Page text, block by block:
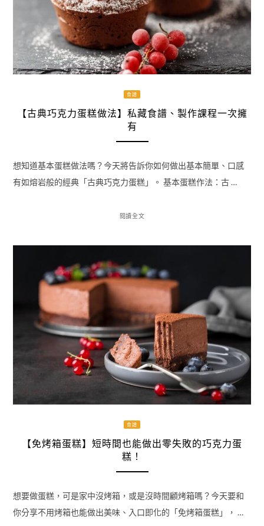
食譜
【古典巧克力蛋糕做法】私藏食譜、製作課程一次擁
有
想知道基本蛋糕做法嗎？今天將告訴你如何做出基本簡單、口感
有如熔岩般的經典「古典巧克力蛋糕」。 基本蛋糕作法：古 …
閱讀全文
食譜
【免烤箱蛋糕】短時間也能做出零失敗的巧克力蛋
糕！
想要做蛋糕，可是家中沒烤箱，或是沒時間顧烤箱嗎？今天要和
你分享不用烤箱也能做出美味、入口即化的「免烤箱蛋糕」， …